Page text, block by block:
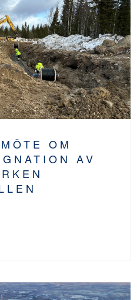
OM
AV